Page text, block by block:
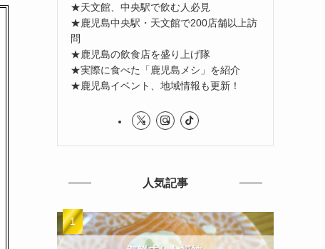
★天文館、中央駅で飲む人必見
★鹿児島中央駅・天文館で200店舗以上訪
問
★鹿児島の飲食店を盛り上げ隊
★実際に食べた「鹿児島メシ」を紹介
★鹿児島イベント、地域情報も更新！
人気記事